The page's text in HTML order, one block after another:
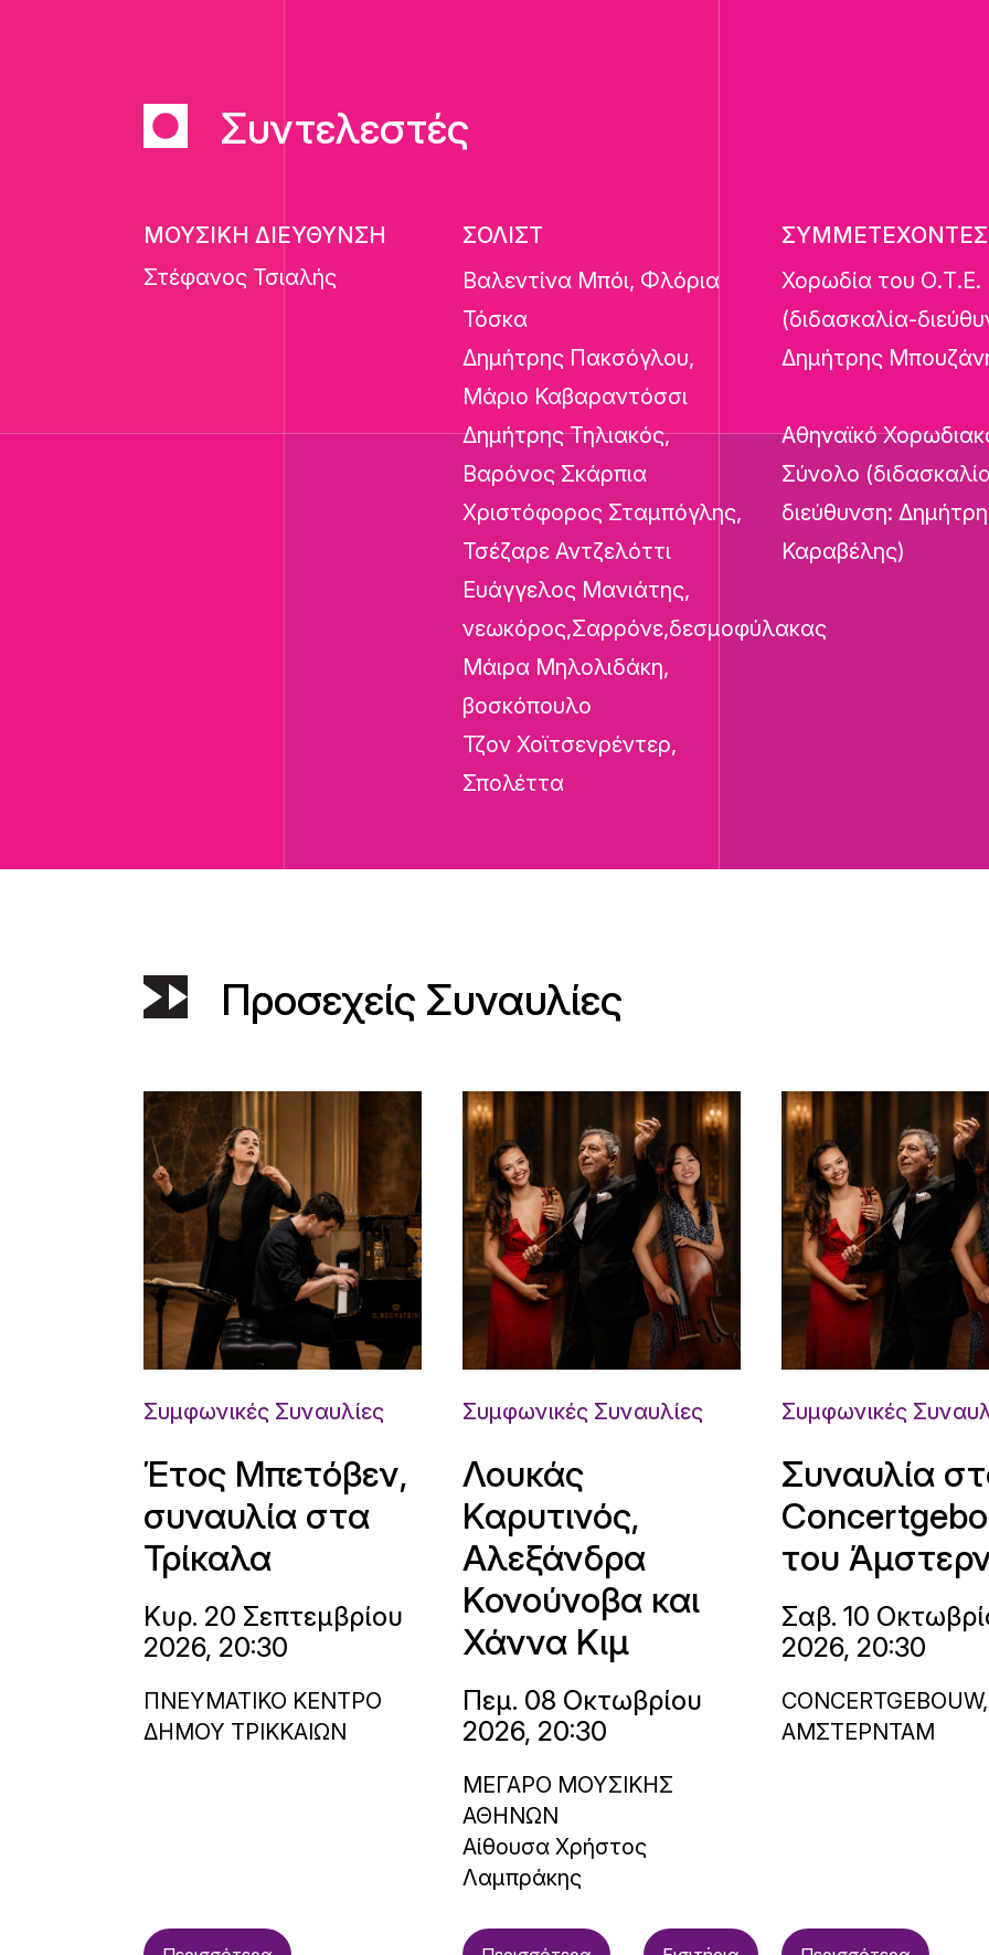
Συντελεστές
ΜΟΥΣΙΚΗ ΔΙΕΥΘΥΝΣΗ
Στέφανος Τσιαλής
ΣΟΛΙΣΤ
Βαλεντίνα Μπόι, Φλόρια
Τόσκα
Δημήτρης Πακσόγλου,
Μάριο Καβαραντόσσι
Δημήτρης Τηλιακός,
Βαρόνος Σκάρπια
Χριστόφορος Σταμπόγλης,
Τσέζαρε Αντζελόττι
Ευάγγελος Μανιάτης,
νεωκόρος,Σαρρόνε,δεσμοφύλακας
Μάιρα Μηλολιδάκη,
βοσκόπουλο
Τζον Χοϊτσενρέντερ,
Σπολέττα
ΣΥΜΜΕΤΕΧΟΝΤΕΣ
Χορωδία του Ο.Τ.Ε.
(διδασκαλία-
Δημήτρης
Αθηναϊκό
Σύνολο
διεύθυνση:
Καραβέλης)
Προσεχείς Συναυλίες
Συμφωνικές Συναυλίες
Έτος Μπετόβεν,
συναυλία στα
Τρίκαλα
Κυρ. 20 Σεπτεμβρίου
2026, 20:30
ΠΝΕΥΜΑΤΙΚΟ ΚΕΝΤΡΟ
ΔΗΜΟΥ ΤΡΙΚΚΑΙΩΝ
Συμφωνικές Συναυλίες
Λουκάς
Καρυτινός,
Αλεξάνδρα
Κονούνοβα και
Χάννα Κιμ
Πεμ. 08 Οκτωβρίου
2026, 20:30
ΜΕΓΑΡΟ ΜΟΥΣΙΚΗΣ
ΑΘΗΝΩΝ
Αίθουσα Χρήστος
Λαμπράκης
Συμφωνικές
Συναυλία
του
Σαβ. 10
2026, 20:30
CONCERTGEBOUW,
ΑΜΣΤΕΡΝΤΑΜ